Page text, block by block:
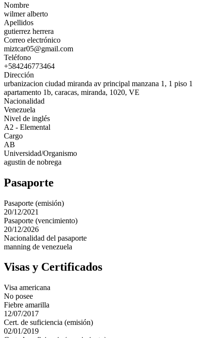
Nombre
wilmer alberto
Apellidos
gutierrez herrera
Correo electrónico
miztcar05@gmail.com
Teléfono
+584246773464
Dirección
urbanizacion ciudad miranda av principal manzana 1, 1 piso 1
apartamento 1b, caracas, miranda, 1020, VE
Nacionalidad
Venezuela
Nivel de inglés
A2 - Elemental
Cargo
AB
Universidad/Organismo
agustin de nobrega
Pasaporte
Pasaporte (emisión)
20/12/2021
Pasaporte (vencimiento)
20/12/2026
Nacionalidad del pasaporte
manning de venezuela
Visas y Certificados
Visa americana
No posee
Fiebre amarilla
12/07/2017
Cert. de suficiencia (emisión)
02/01/2019